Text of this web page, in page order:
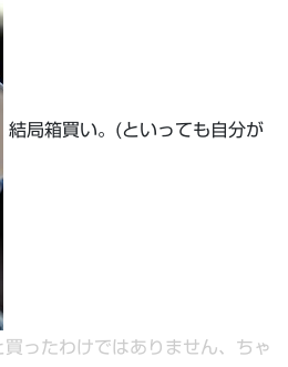
結局箱買い。(といっても自分が
ったわけではありません、ちゃ